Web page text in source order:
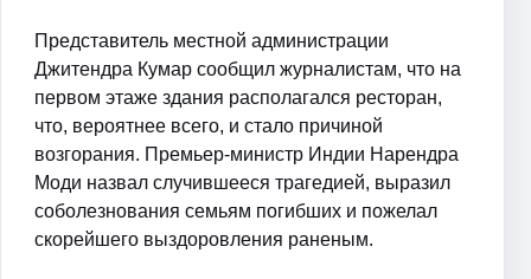
Представитель местной администрации
Джитендра Кумар сообщил журналистам, что на
первом этаже здания располагался ресторан,
что, вероятнее всего, и стало причиной
возгорания. Премьер-министр Индии Нарендра
Моди назвал случившееся трагедией, выразил
соболезнования семьям погибших и пожелал
скорейшего выздоровления раненым.